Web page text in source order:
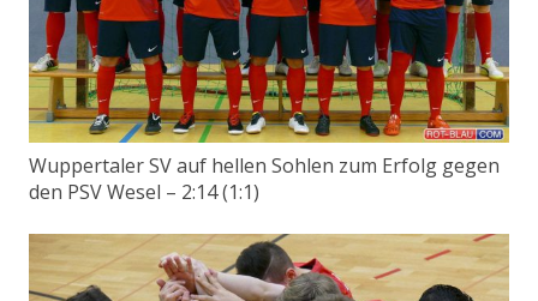
Wuppertaler SV auf hellen Sohlen zum Erfolg gegen
den PSV Wesel – 2:14 (1:1)